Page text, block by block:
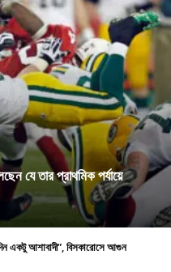
যে তার প্রাথমিক পর্যায়ে
একটু আশাবাদী”, বিসকারোসে আগুন